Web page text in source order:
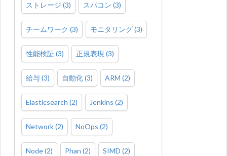
ストレージ (3) スパコン (3)
チームワーク (3) モニタリング(3)
性能検証(3) 正規表現 (3)
給与(3) 自動化(3) ARM (2)
Elasticsearch (2) Jenkins (2)
Network(2) NoOps (2)
Node(2) Phan (2) SIMD (2)